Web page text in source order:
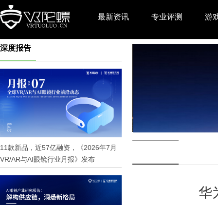
最新资讯 专业评测 游
深度报告
11款新品，近57亿融资，《2026年7月
VR/AR与AI眼镜行业月报》发布
华